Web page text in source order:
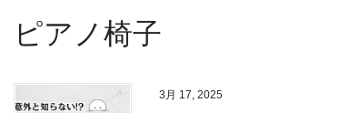
ピアノ椅子
3月 17, 2025